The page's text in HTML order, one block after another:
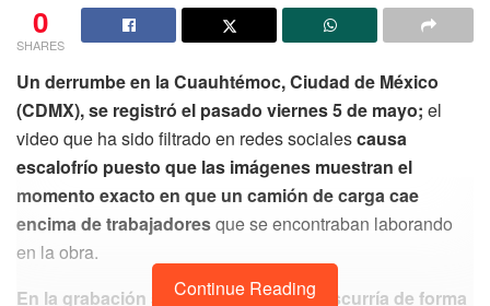
0
SHARES
Un derrumbe en la Cuauhtémoc, Ciudad de México
(CDMX), se registró el pasado viernes 5 de mayo; el
video que ha sido filtrado en redes socialescausa
escalofrío puesto que las imágenes muestran el
momento exacto en que un camión de carga cae
encima de trabajadoresque se encontraban laborando
en la obra.
En la grabación se observa cómo transcurría de forma
Continue Reading